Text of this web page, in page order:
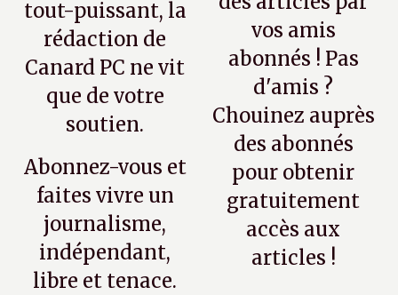
tout-puissant, la
rédaction de
Canard PC ne vit
que de votre
soutien.
Abonnez-vous et
faites vivre un
journalisme,
indépendant,
libre et tenace.
vos amis
abonnés ! Pas
d'amis ?
Chouinez auprès
des abonnés
pour obtenir
gratuitement
accès aux
articles !